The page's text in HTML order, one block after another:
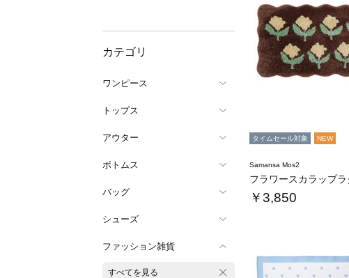
カテゴリ
ワンピース
トップス
アウター
ボトムス
バッグ
シューズ
ファッション雑貨
すべてを見る
タイムセール対象 NEW
Samansa Mos2
￥3,850